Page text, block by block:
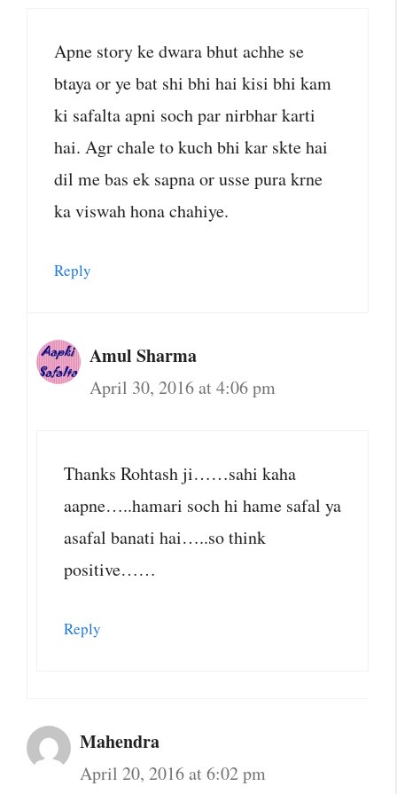
Apne story ke dwara bhut achhe se
btaya or ye bat shi bhi hai kisi bhi kam
ki safalta apni soch par nirbhar karti
hai. Agr chale to kuch bhi kar skte hai
dil me bas ek sapna or usse pura krne
ka viswah hona chahiye.
Reply
Amul Sharma
April 30, 2016 at 4:06 pm
Thanks Rohtash ji……sahi kaha
aapne…..hamari soch hi hame safal ya
asafal banati hai…..so think
positive……
Reply
Mahendra
April 20, 2016 at 6:02 pm